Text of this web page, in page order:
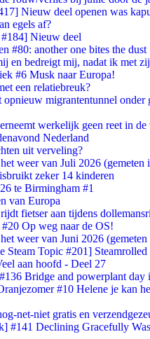
Nieuw deel openen was
egels af?
Nieuw deel
#80: another one bites the dust
en bedreigt mij, nadat ik met
#6 Musk naar Europa!
een relatiebreuk?
migrantentunnel onder
werkelijk geen reet in de
Nederland
uit verveling?
weer van Juli 2026 (gemeten
zeker 14 kinderen
te Birmingham #1
van Europa
fietser aan tijdens
Op weg naar de OS!
weer van Juni 2026
Steam Topic #201] Steamrolled
aan hoofd - Deel 27
Bridge and powerplant day
#10 Helene je kan
net-niet gratis en
#141 Declining Gracefully